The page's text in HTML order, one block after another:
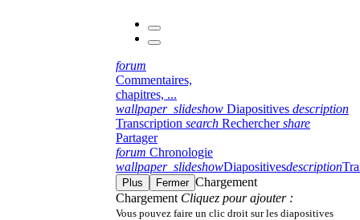
forum
Commentaires,
chapitres, ...
wallpaper_slideshow Diapositives description
Transcription search Rechercher share
Partager
forum Chronologie
wallpaper_slideshowDiapositivesdescription
Plus Fermer Chargement
Chargement Cliquez pour ajouter :
Vous pouvez faire un clic droit sur les diapositives